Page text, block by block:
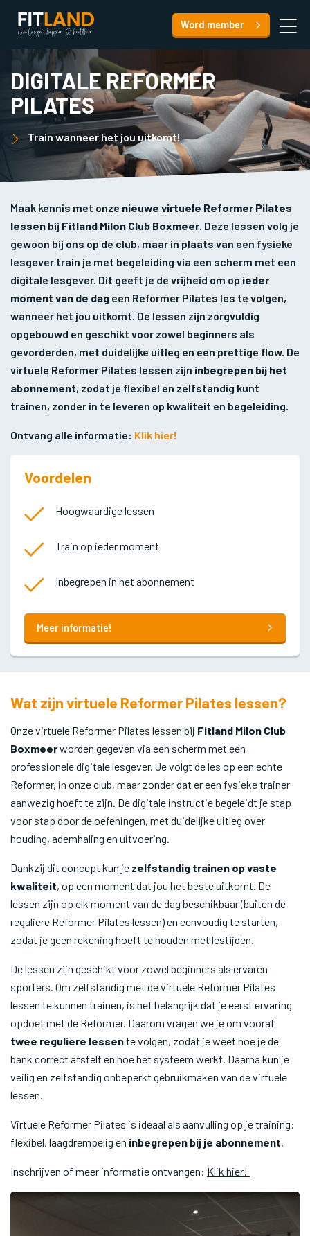
Word member
DIGITALE REFORMER
PILATES
Train wanneer het jou uitkomt!
Maak kennis met onze nieuwe virtuele Reformer Pilates
lessen bij Fitland Milon Club Boxmeer. Deze lessen volg je
gewoon bij ons op de club, maar in plaats van een fysieke
lesgever train je met begeleiding via een scherm met een
digitale lesgever. Dit geeft je de vrijheid om op ieder
moment van de dag een Reformer Pilates les te volgen,
wanneer het jou uitkomt. De lessen zijn zorgvuldig
opgebouwd en geschikt voor zowel beginners als
gevorderden, met duidelijke uitleg en een prettige flow. De
virtuele Reformer Pilates lessen zijn inbegrepen bij het
abonnement, zodat je flexibel en zelfstandig kunt
trainen, zonder in te leveren op kwaliteit en begeleiding.
Ontvang alle informatie: Klik hier!
Voordelen
Hoogwaardige lessen
Train op ieder moment
Inbegrepen in het abonnement
Meer informatie!
Wat zijn virtuele Reformer Pilates lessen?
Onze virtuele Reformer Pilates lessen bij Fitland Milon Club
Boxmeerworden gegeven via een scherm met een
professionele digitale lesgever. Je volgt de les op een echte
Reformer, in onze club, maar zonder dat er een fysieke trainer
aanwezig hoeft te zijn. De digitale instructie begeleidt je stap
voor stap door de oefeningen, met duidelijke uitleg over
houding, ademhaling en uitvoering.
Dankzij dit concept kun je zelfstandig trainen op vaste
kwaliteit, op een moment dat jou het beste uitkomt. De
lessen zijn op elk moment van de dag beschikbaar (buiten de
reguliere Reformer Pilates lessen) en eenvoudig te starten,
zodat je geen rekening hoeft te houden met lestijden.
De lessen zijn geschikt voor zowel beginners als ervaren
sporters. Om zelfstandig met de virtuele Reformer Pilates
lessen te kunnen trainen, is het belangrijk dat je eerst ervaring
opdoet met de Reformer. Daarom vragen we je om vooraf
twee reguliere lessente volgen, zodat je weet hoe je de
bank correct afstelt en hoe het systeem werkt. Daarna kun je
veilig en zelfstandig onbeperkt gebruikmaken van de virtuele
lessen.
Virtuele Reformer Pilates is ideaal als aanvulling op je training:
flexibel, laagdrempelig en inbegrepen bij je abonnement.
Inschrijven of meer informatie ontvangen: Klik hier!